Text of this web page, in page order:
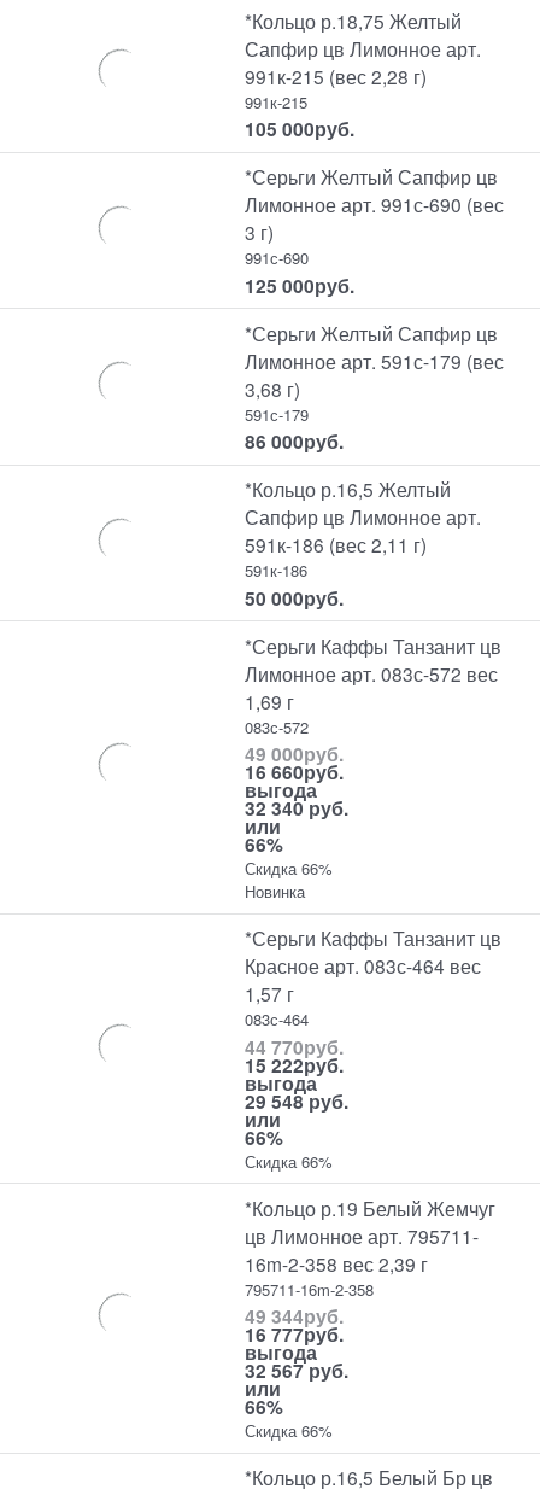
*Кольцо р.18,75 Желтый
Сапфир цв Лимонное арт.
991к-215 (вес 2,28 г)
991к-215
105 000руб.
*Серьги Желтый Сапфир цв
Лимонное арт. 991с-690 (вес
3 г)
991с-690
125 000руб.
*Серьги Желтый Сапфир цв
Лимонное арт. 591с-179 (вес
3,68 г)
591с-179
86 000руб.
*Кольцо р.16,5 Желтый
Сапфир цв Лимонное арт.
591к-186 (вес 2,11 г)
591к-186
50 000руб.
*Серьги Каффы Танзанит цв
Лимонное арт. 083с-572 вес
1,69 г
083с-572
49 000руб.
16 660руб.
выгода
32 340 руб.
или
66%
Скидка 66%
Новинка
*Серьги Каффы Танзанит цв
Красное арт. 083с-464 вес
1,57 г
083с-464
44 770руб.
15 222руб.
выгода
29 548 руб.
или
66%
Скидка 66%
*Кольцо р.19 Белый Жемчуг
цв Лимонное арт. 795711-
16m-2-358 вес 2,39 г
795711-16m-2-358
49 344руб.
16 777руб.
выгода
32 567 руб.
или
66%
Скидка 66%
*Кольцо р.16,5 Белый Бр цв